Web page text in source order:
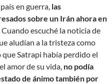
en guerra, las
sobre un Irán ahora en
Cuando escuché la noticia de
aludían a la tristeza como
que Satrapi había perdido el
amor de su vida, no podía
de ánimo también por